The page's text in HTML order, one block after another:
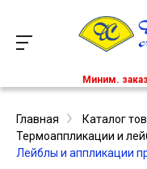
Миним.
Главная Каталог
Термоаппликации и
Лейблы и аппликации